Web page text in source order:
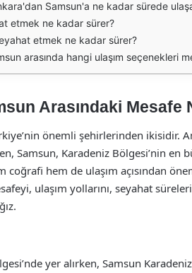
Samsun'a ne kadar sürede
etmek ne kadar sürer?
etmek ne kadar sürer?
arasında hangi ulaşım seçenekleri
Arasındaki Mesafe
önemli şehirlerinden ikisidir.
Samsun, Karadeniz Bölgesi’nin en
coğrafi hem de ulaşım açısından
ulaşım yollarını, seyahat
yer alırken, Samsun